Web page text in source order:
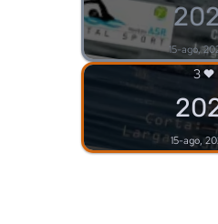
15-ago,
3
15-ago,